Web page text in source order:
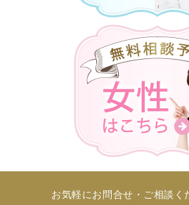
お気軽にお問合せ・ご相談く